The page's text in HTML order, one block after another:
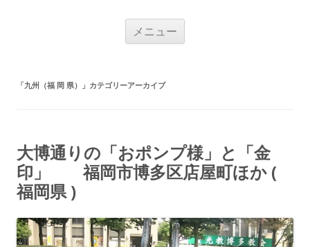
メニュー
「九州（福 岡 県） 」カテゴリーアーカイブ
大博通りの「おポンプ様」と「金
印」 福岡市博多区店屋町ほか (
福岡県 )